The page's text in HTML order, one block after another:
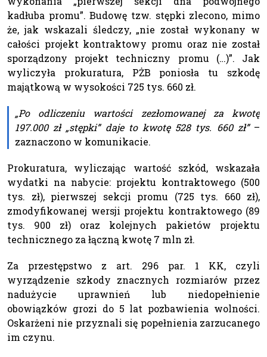
kadłuba promu”. Budowę tzw. stępki zlecono, mimo
że, jak wskazali śledczy, „nie został wykonany w
całości projekt kontraktowy promu oraz nie został
sporządzony projekt techniczny promu (…)”. Jak
wyliczyła prokuratura, PŻB poniosła tu szkodę
majątkową w wysokości 725 tys. 660 zł.
„Po odliczeniu wartości zezłomowanej za kwotę
197.000 zł „stępki” daje to kwotę 528 tys. 660 zł”–
zaznaczono w komunikacie.
Prokuratura, wyliczając wartość szkód, wskazała
wydatki na nabycie: projektu kontraktowego (500
tys. zł), pierwszej sekcji promu (725 tys. 660 zł),
zmodyfikowanej wersji projektu kontraktowego (89
tys. 900 zł) oraz kolejnych pakietów projektu
technicznego za łączną kwotę 7 mln zł.
Za przestępstwo z art. 296 par. 1 KK, czyli
wyrządzenie szkody znacznych rozmiarów przez
nadużycie uprawnień lub niedopełnienie
obowiązków grozi do 5 lat pozbawienia wolności.
Oskarżeni nie przyznali się popełnienia zarzucanego
im czynu.